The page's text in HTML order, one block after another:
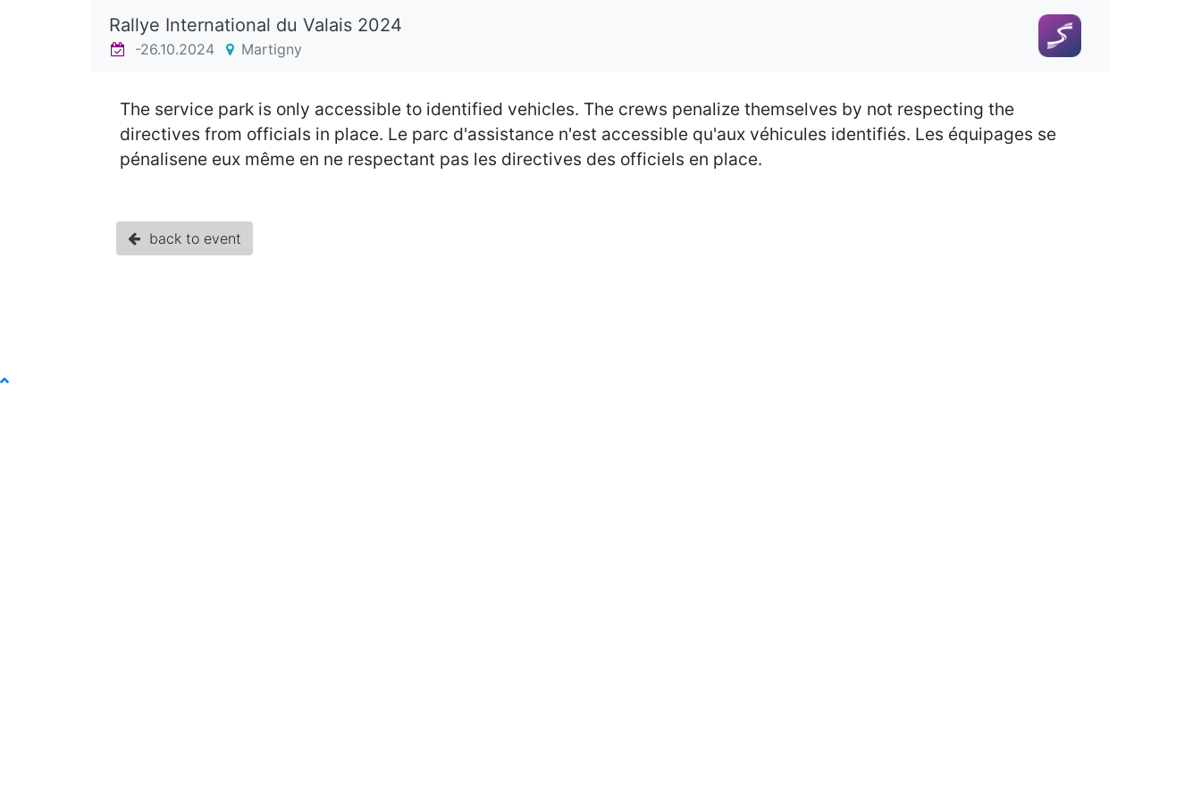
Rallye International du Valais 2024
-26.10.2024 Martigny
The service park is only accessible to identified vehicles. The crews penalize themselves by not respecting the
directives from officials in place. Le parc d'assistance n'est accessible qu'aux véhicules identifiés. Les équipages se
pénalisene eux même en ne respectant pas les directives des officiels en place.
back to event